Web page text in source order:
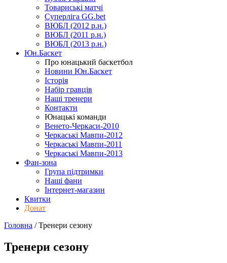
Товариські матчі
Суперліга GG.bet
ВЮБЛ (2012 р.н.)
ВЮБЛ (2011 р.н.)
ВЮБЛ (2013 р.н.)
Юн.Баскет
Про юнацький баскетбол
Новини Юн.Баскет
Історія
Набір гравців
Наші тренери
Контакти
Юнацькі команди
Венето-Черкаси-2010
Черкаські Мавпи-2012
Черкаські Мавпи-2011
Черкаські Мавпи-2013
Фан-зона
Група підтримки
Наші фани
Інтернет-магазин
Квитки
Донат
Головна /Тренери сезону
Тренери сезону